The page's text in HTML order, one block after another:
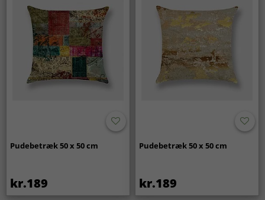
Pudebetræk 50 x 50 cm
kr.189
Pudebetræk 50 x 50 cm
kr.189